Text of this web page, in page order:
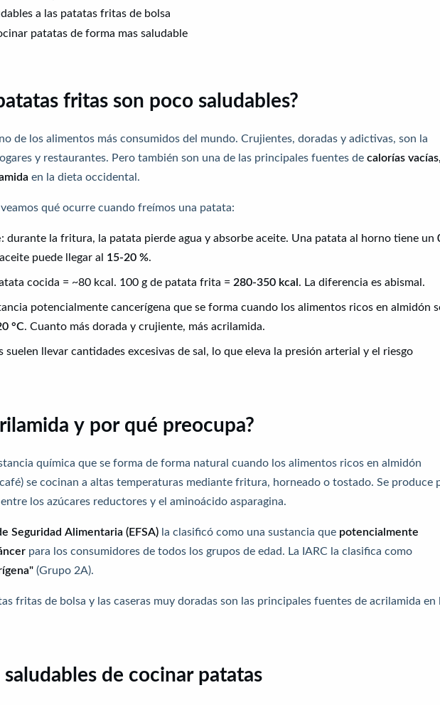
a las patatas fritas de bolsa
patatas de forma mas saludable
fritas son poco saludables?
de los alimentos más consumidos del mundo. Crujientes, doradas y adictivas, son la
y restaurantes. Pero también son una de las principales fuentes de calorías
en la dieta occidental.
qué ocurre cuando freímos una patata:
: durante la fritura, la patata pierde agua y absorbe aceite. Una patata al horno tiene un
puede llegar al 15-20 %.
cocida = ~80 kcal. 100 g de patata frita = 280-350 kcal. La diferencia es abismal.
potencialmente cancerígena que se forma cuando los alimentos ricos en almidón
°C. Cuanto más dorada y crujiente, más acrilamida.
suelen llevar cantidades excesivas de sal, lo que eleva la presión arterial y el riesgo
y por qué preocupa?
química que se forma de forma natural cuando los alimentos ricos en almidón
se cocinan a altas temperaturas mediante fritura, horneado o tostado. Se produce
entre los azúcares reductores y el aminoácido asparagina.
Seguridad Alimentaria (EFSA) la clasificó como una sustancia que potencialmente
para los consumidores de todos los grupos de edad. La IARC la clasifica como
(Grupo 2A).
fritas de bolsa y las caseras muy doradas son las principales fuentes de acrilamida en
saludables de cocinar patatas